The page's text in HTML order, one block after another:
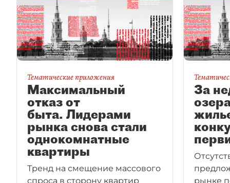
Тематические приложения
Максимальный
отказ от
быта. Лидерами
рынка снова стали
однокомнатные
квартиры
Тренд на смещение массового
спроса в сторону квартир
За
рынке